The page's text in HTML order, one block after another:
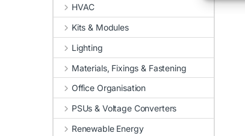
HVAC
Kits & Modules
Lighting
Materials, Fixings & Fastening
Office Organisation
PSUs & Voltage Converters
Renewable Energy